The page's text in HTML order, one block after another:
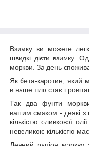
Взимку ви можете
швидкі дієти взимку.
моркви. За день
Як бета-каротин, який
в наше тіло стає
Так два фунти моркви
вашим смаком - деякі з
кількістю оливкової
невеликою кількістю